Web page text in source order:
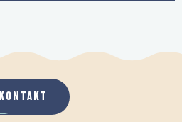
KONTAKT